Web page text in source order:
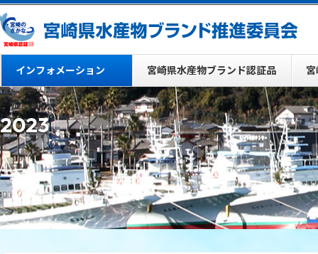
インフォメーション 宮崎県水産物ブランド認証品
2023